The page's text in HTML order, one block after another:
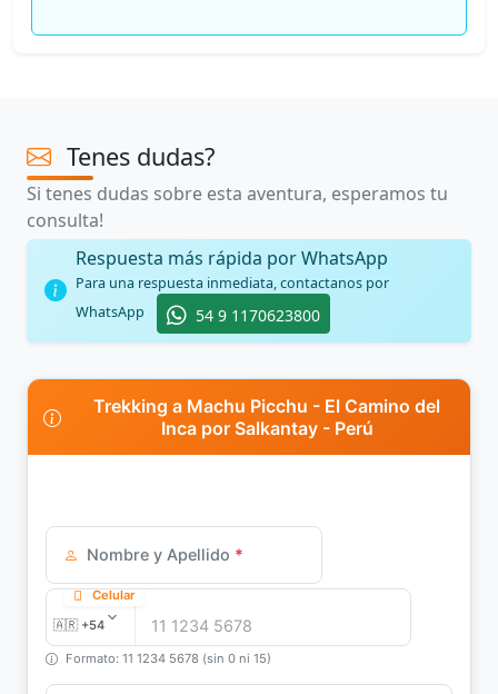
Tenes dudas?
Si tenes dudas sobre esta aventura, esperamos tu
consulta!
Respuesta más rápida por WhatsApp
Para una respuesta inmediata, contactanos por
WhatsApp
54 9 1170623800
Trekking a Machu Picchu - El Camino del
Inca por Salkantay - Perú
Nombre y Apellido *
Celular
Formato: 11 1234 5678 (sin 0 ni 15)